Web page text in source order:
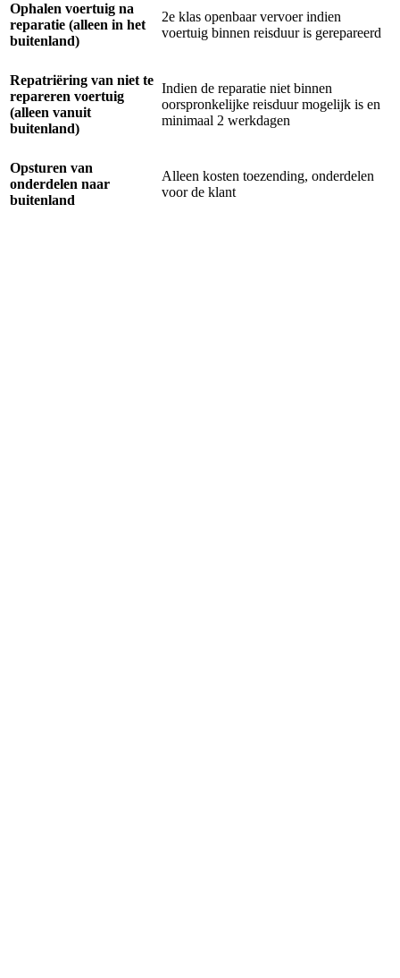
Ophalen voertuig na
reparatie (alleen in het
buitenland)
2e klas openbaar vervoer indien
voertuig binnen reisduur is gerepareerd
Repatriëring van niet te
repareren voertuig
(alleen vanuit
buitenland)
Indien de reparatie niet binnen
oorspronkelijke reisduur mogelijk is en
minimaal 2 werkdagen
Opsturen van
onderdelen naar
buitenland
Alleen kosten toezending, onderdelen
voor de klant